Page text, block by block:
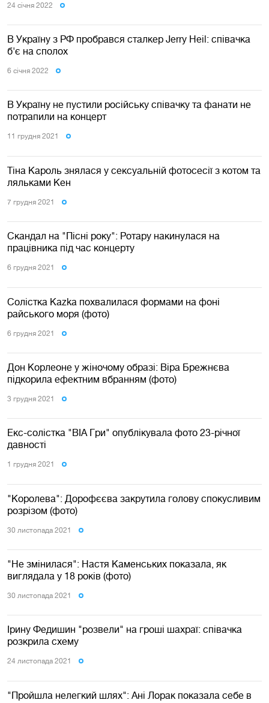
24 сiчня 2022
В Україну з РФ пробрався сталкер Jerry Heil: співачка
б'є на сполох
6 сiчня 2022
В Україну не пустили російську співачку та фанати не
потрапили на концерт
11 грудня 2021
Тіна Кароль знялася у сексуальній фотосесії з котом та
ляльками Кен
7 грудня 2021
Скандал на "Пісні року": Ротару накинулася на
працівника під час концерту
6 грудня 2021
Солістка Kazka похвалилася формами на фоні
райського моря (фото)
6 грудня 2021
Дон Корлеоне у жіночому образі: Віра Брежнєва
підкорила ефектним вбранням (фото)
3 грудня 2021
Екс-солістка "ВІА Гри" опублікувала фото 23-річної
давності
1 грудня 2021
"Королева": Дорофєєва закрутила голову спокусливим
розрізом (фото)
30 листопада 2021
"Не змінилася": Настя Каменських показала, як
виглядала у 18 років (фото)
30 листопада 2021
Ірину Федишин "розвели" на гроші шахраї: співачка
розкрила схему
24 листопада 2021
"Пройшла нелегкий шлях": Ані Лорак показала себе в